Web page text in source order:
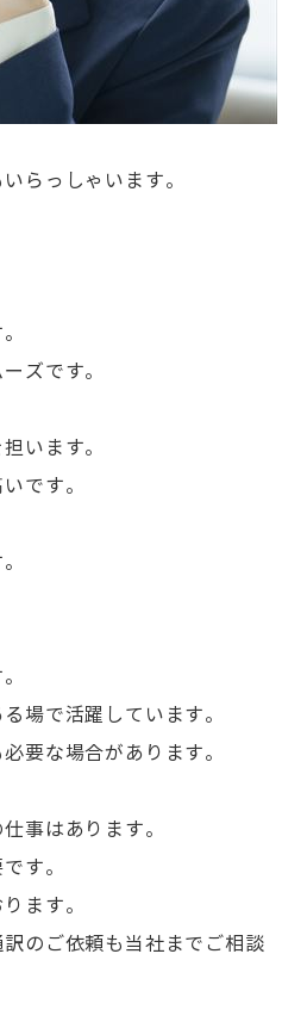
らっしゃいます。
ズです。
います。
です。
場で活躍しています。
要な場合があります。
事はあります。
す。
ます。
のご依頼も当社までご相談